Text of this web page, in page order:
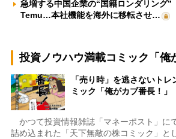
急増する中国企業の“国籍ロンダリング
Temu…本社機能を海外に移転させ…
投資ノウハウ満載コミック「俺
「売り時」を逃さないト
ミック「俺がカブ番長！」
かつて投資情報雑誌「マネーポスト」に
詰め込まれた「天下無敵の株コミック」と